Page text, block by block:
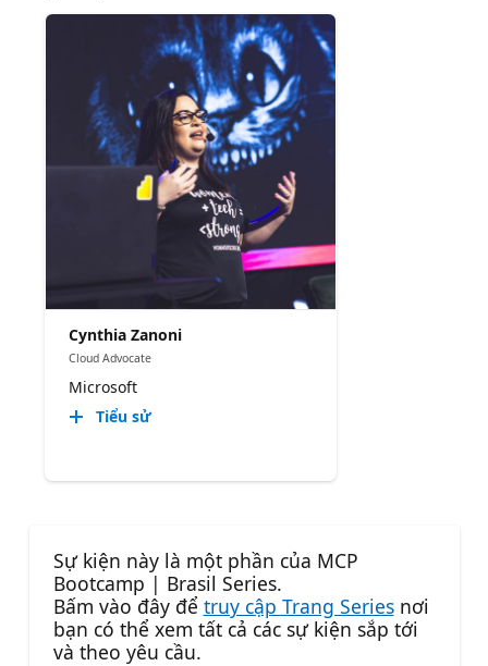
Cynthia Zanoni
Cloud Advocate
Microsoft
Tiểu sử
Sự kiện này là một phần của MCP
Bootcamp | Brasil Series.
Bấm vào đây để truy cập Trang Seriesnơi
bạn có thể xem tất cả các sự kiện sắp tới
và theo yêu cầu.